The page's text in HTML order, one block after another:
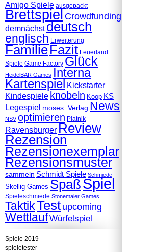
Amigo Spiele ausgepackt
Brettspiel Crowdfunding
demnächst deutsch
englisch Erweiterung
FamilieFazit Feuerland
Spiele Game Factory Glück
HeidelBÄR Games Interna
Kartenspiel Kickstarter
Kindespiele knobeln Koop KS
Legespiel moses. Verlag News
NSV optimieren Piatnik
RavensburgerReview
Rezension
Rezensionexemplar
Rezensionsmuster
sammeln Schmidt Spiele Schmiede
Skellig Games SpaßSpiel
Spieleschmiede Stonemaier Games
TaktikTest upcoming
WettlaufWürfelspiel
Spiele 2019
spieletester